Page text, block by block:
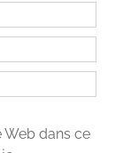
Web dans ce